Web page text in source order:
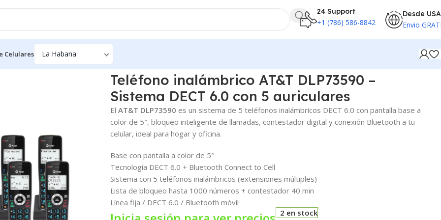
24 Support
+1 (786) 586-8842
Desde USA
Envio
Celulares
AT&T DLP73590 – Sistema DECT 6.0 con 5 auriculares
Teléfono inalámbrico AT&T DLP73590 –
Sistema DECT 6.0 con 5 auriculares
El AT&T DLP73590 es un sistema de 5 teléfonos inalámbricos DECT 6.0 con pantalla base a
color de 5″, bloqueo inteligente de llamadas, contestador digital y conexión Bluetooth a tu
celular, ideal para hogar y oficina.
Base con pantalla a color de 5″
Tecnología DECT 6.0 + Bluetooth Connect to Cell
Sistema con 5 teléfonos inalámbricos (extensiones múltiples)
Lista de bloqueo hasta 1000 números + contestador 40 min
Línea fija / DECT 6.0 / Bluetooth móvil
2 en stock